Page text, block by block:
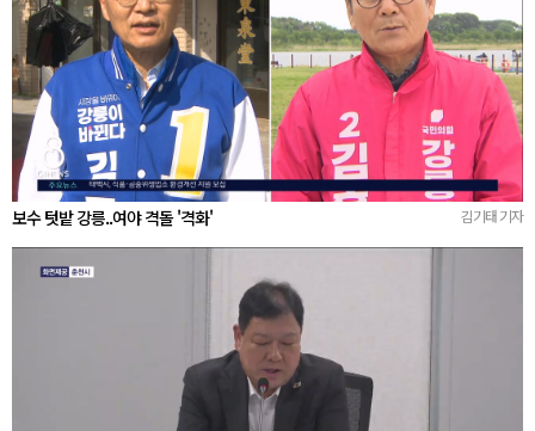
보수 텃밭 강릉..여야 격돌 '격화' 김기태 기자